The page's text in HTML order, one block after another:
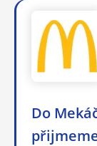
Do